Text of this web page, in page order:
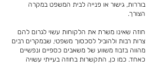
בוררות, גישור או פנייה לבית המשפט במקרה
הצורך.
חוזה שאינו משרת את הלקוחות עשוי לגרום להם
צרות רבות ולהוביל לסכסוך משפטי, שבמקרים רבים
מהווה בזבוז משווע של משאבים כספיים ונפשיים
כאחד. כמו כן, התקשרות בחוזה בעייתי עשויה